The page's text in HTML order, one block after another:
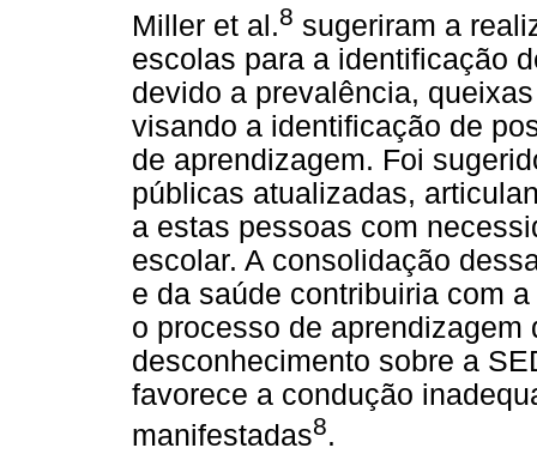
Miller et al.8 sugeriram a
escolas para a identificação
devido a prevalência,
visando a identificação de
de aprendizagem. Foi
públicas atualizadas,
a estas pessoas com
escolar. A consolidação
e da saúde contribuiria com
o processo de aprendizagem
desconhecimento sobre a
favorece a condução
manifestadas8.